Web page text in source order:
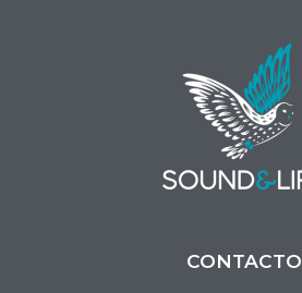
CONTACTO